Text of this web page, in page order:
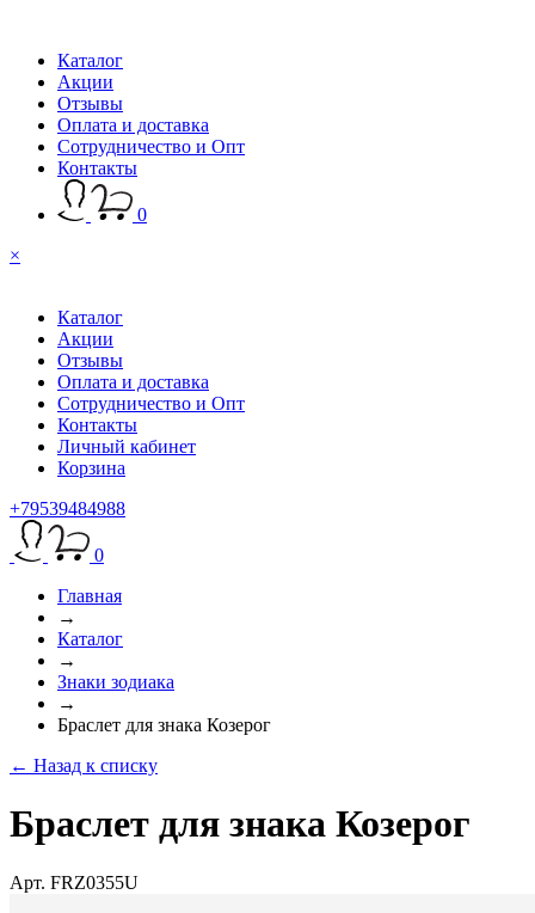
Каталог
Акции
Отзывы
Оплата и доставка
Сотрудничество и Опт
Контакты
0
×
Каталог
Акции
Отзывы
Оплата и доставка
Сотрудничество и Опт
Контакты
Личный кабинет
Корзина
+79539484988
0
Главная
→
Каталог
→
Знаки зодиака
→
Браслет для знака Козерог
← Назад к списку
Браслет для знака Козерог
Арт. FRZ0355U